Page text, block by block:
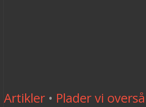
Artikler • Plader vi overså